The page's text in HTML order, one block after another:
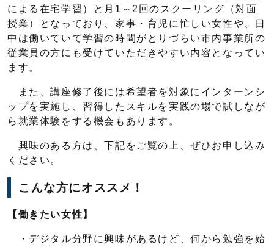
による在宅学習）と月1～2回のスクーリング（対面
授業）となっており、家事・育児に忙しい女性や、日
中は働いていて学習の時間がとりづらい市内事業所の
従業員の方にも受けていただきやすい内容となってい
ます。
また、講座修了後には希望者を対象にインターンシ
ップを実施し、習得したスキルを実践の場で試しなが
ら就業体験をする機会もあります。
興味のある方は、下記をご覧の上、ぜひお申し込み
ください。
こんな方にオススメ！
【働きたい女性】
・デジタル分野に興味があるけど、何から勉強を始